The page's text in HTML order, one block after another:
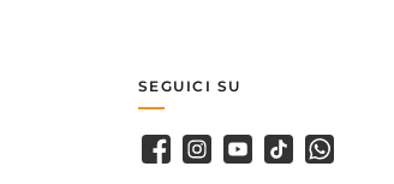
SEGUICI SU
Facebook
Instagram
YoutubeTikTokWhatsApp